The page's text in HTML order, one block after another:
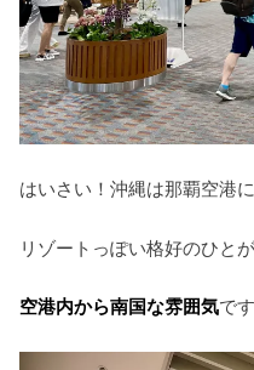
はいさい！沖縄は那覇空港
リゾートっぽい格好のひと
空港内から南国な雰囲気です